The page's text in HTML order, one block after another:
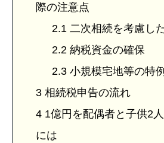
際の注意点
2.1 二次相続を考慮し
2.2 納税資金の確保
2.3 小規模宅地等の特
3 相続税申告の流れ
4 1億円を配偶者と子供2
には